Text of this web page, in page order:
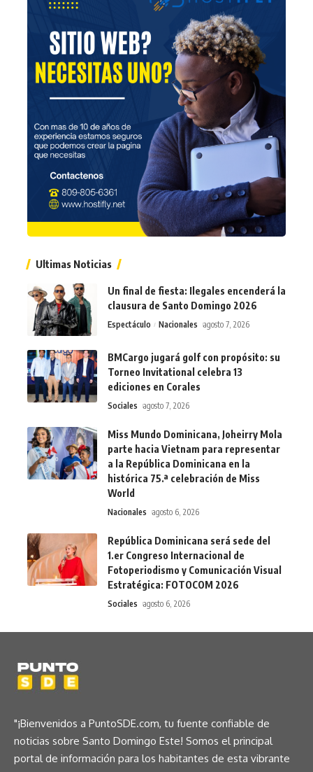
Ultimas Noticias
Un final de fiesta: Ilegales encenderá la
clausura de Santo Domingo 2026
Espectáculo Nacionales agosto 7, 2026
BMCargo jugará golf con propósito: su
Torneo Invitational celebra 13
ediciones en Corales
Sociales agosto 7, 2026
Miss Mundo Dominicana, Joheirry Mola
parte hacia Vietnam para representar
a la República Dominicana en la
histórica 75.ª celebración de Miss
World
Nacionales agosto 6, 2026
República Dominicana será sede del
1.er Congreso Internacional de
Fotoperiodismo y Comunicación Visual
Estratégica: FOTOCOM 2026
Sociales agosto 6, 2026
"¡Bienvenidos a PuntoSDE.com, tu fuente confiable de
noticias sobre Santo Domingo Este! Somos el principal
portal de información para los habitantes de esta vibrante